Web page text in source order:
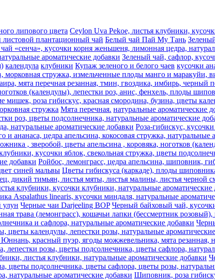
липового цвета Ceylon Uva Pekoe, листья клубники,
листовой плантационный чай Белый чай Пай Му Тань
«сенча», кусочки корня женьшеня, лимонная цедра,
ароматические добавки Зеленый чай, сафлор,
календула клубники Купаж зеленого и белого чаев кусочки
морковная стружка, измельченные плоды манго и маракуйи,
мята перечная резанная, тмин, гвоздика, имбирь, черный
(календулы), лепестки роз, анис, фенхель, плоды
мишек, роза гибискус, красная смородина, бузина, цветы
стружка Мята перечная. натуральные ароматические
роз, цветы подсолнечника, натуральные ароматические
натуральные ароматические добавки Роза-гибискус,
ананаса, цедра апельсина, кокосовая стружка, натуральные
, зверобой, цветы апельсина , коровяка, ноготков
кусочки яблок, свекольная стружка, цветы
добавки Ройбос, лемонграсc, цедра апельсина, шиповник,
синей мальвы Цветы гибискуса (каркаде), плоды
дикий тимьян, листья мяты, листья малины, листья черной
клубники, кусочки клубники, натуральные ароматические
Aspalathus linearis, кусочки миндаля, натуральные
улун Черные чаи Darjeeling BOP Черный байховый чай,
трава (лемонграсс), кошачьи лапки (бессмертник розовый),
и сафлора, натуральные ароматические добавки
календулы, лепестки розы, натуральные
красный пуэр, ягоды можжевельника, мята резанная,
розы, цветы подсолнечника, цветы сафлора,
листья клубники, натуральные ароматические добавки
цветы подсолнечника, цветы сафлора, цветы розы,
натуральные ароматические добавки Шиповник, роза